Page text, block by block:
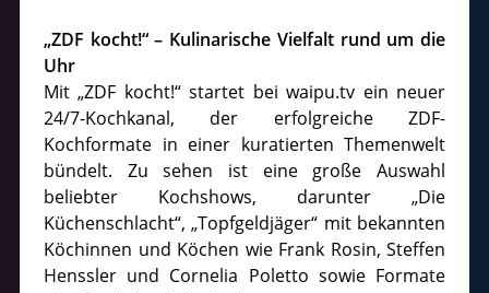
„ZDF kocht!“ – Kulinarische Vielfalt rund um die
Uhr
Mit „ZDF kocht!“ startet bei waipu.tv ein neuer
24/7-Kochkanal, der erfolgreiche ZDF-
Kochformate in einer kuratierten Themenwelt
bündelt. Zu sehen ist eine große Auswahl
beliebter Kochshows, darunter „Die
Küchenschlacht“, „Topfgeldjäger“ mit bekannten
Köchinnen und Köchen wie Frank Rosin, Steffen
Henssler und Cornelia Poletto sowie Formate